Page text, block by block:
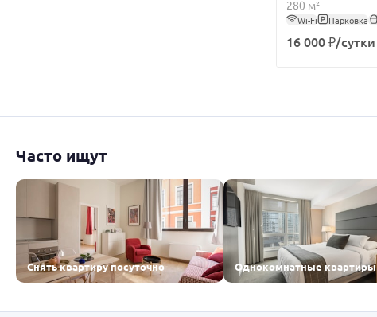
280 м²
Wi-Fi Парковка
16 000 ₽/сутки
Часто ищут
Снять квартиру посуточно Однокомнатные квартиры